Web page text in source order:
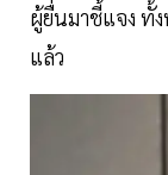
ผู้ยื่นมาชี้แจง ทั้
แล้ว